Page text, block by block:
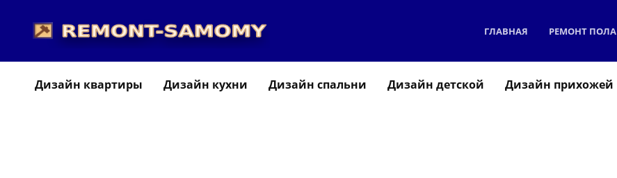
содержанию
ГЛАВНАЯ РЕМОНТ ПОЛА
Дизайн квартиры Дизайн кухни Дизайн спальни Дизайн детской Дизайн прихожей